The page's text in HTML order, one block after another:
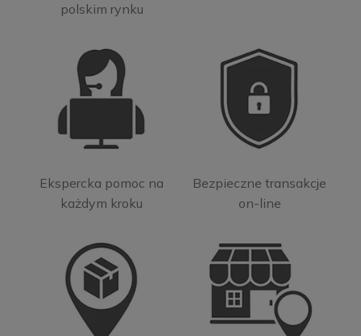
polskim rynku
Ekspercka pomoc na
każdym kroku
Bezpieczne transakcje
on-line